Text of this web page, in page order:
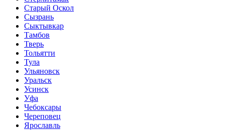
Старый Оскол
Сызрань
Сыктывкар
Тамбов
Тверь
Тольятти
Тула
Ульяновск
Уральск
Усинск
Уфа
Чебоксары
Череповец
Ярославль